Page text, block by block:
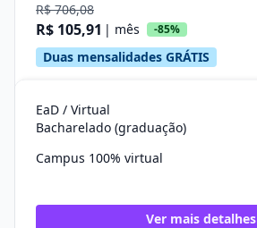
R$ 706,08
R$ 105,91 | mês -85%
Duas mensalidades GRÁTIS
EaD / Virtual
Bacharelado (graduação)
Campus 100% virtual
Ver mais detalhes